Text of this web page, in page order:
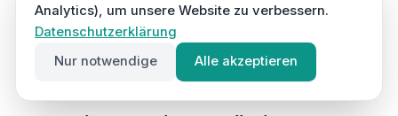
die Psyche
Offene Gesprächskultur:Mitarbeiter müssen
sagen können, wenn es zu viel wird
Analytics), um unsere Website zu verbessern.
Datenschutzerklärung
Nur notwendige
Alle akzeptieren